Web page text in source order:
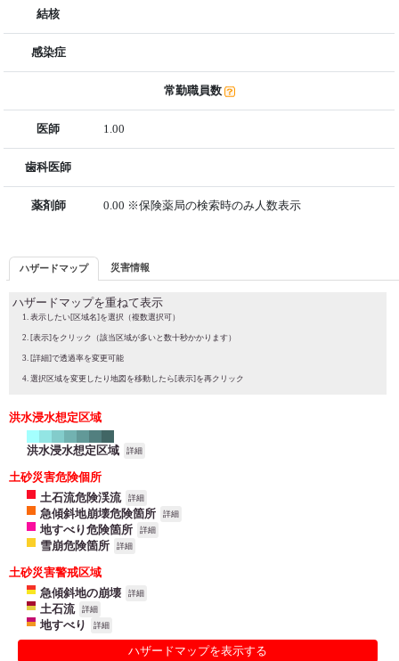
結核
感染症
常勤職員数
医師 1.00
歯科医師
薬剤師 0.00 ※保険薬局の検索時のみ人数表示
ハザードマップ 災害情報
ハザードマップを重ねて表示
表示したい[区域名]を選択（複数選択可）
[表示]をクリック（該当区域が多いと数十秒かかります）
[詳細]で透過率を変更可能
選択区域を変更したり地図を移動したら[表示]を再クリック
洪水浸水想定区域
洪水浸水想定区域 詳細
土砂災害危険個所
土石流危険渓流
詳細
急傾斜地崩壊危険箇所 詳細
地すべり危険箇所 詳細
雪崩危険箇所 詳細
土砂災害警戒区域
急傾斜地の崩壊
詳細
土石流 詳細
地すべり 詳細
ハザードマップを表示する